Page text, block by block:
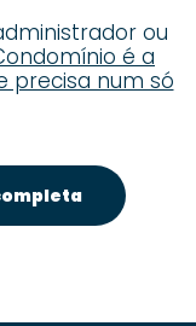
ou
é a
precisa num só